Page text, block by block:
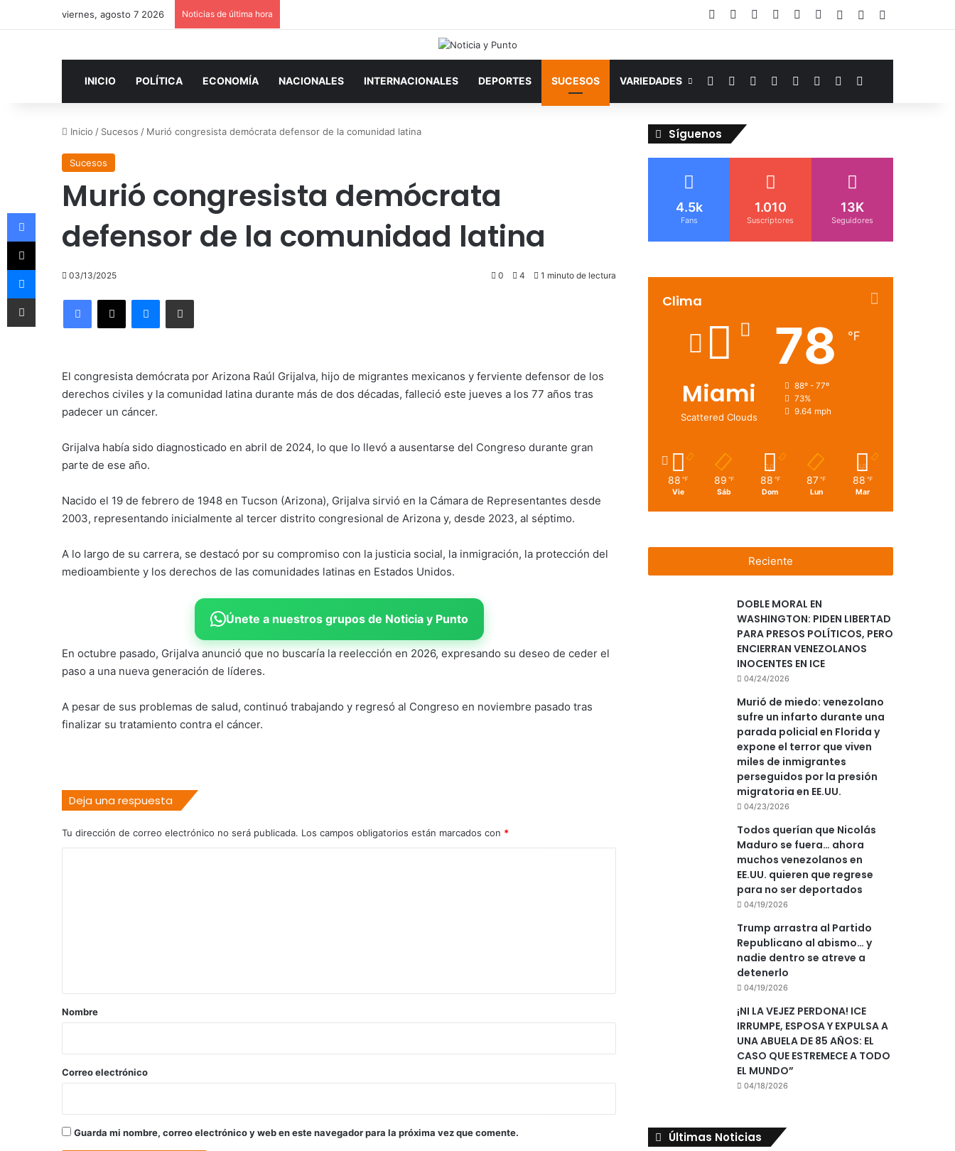
viernes, agosto 7 2026 Noticias de última hora FacebookYouTubeInstagramTelegramWhatsAppGoogle Noticias
AccesoPublicación al
INICIO POLÍTICA ECONOMÍA NACIONALES INTERNACIONALES DEPORTES SUCESOS VARIEDADES FacebookYouTubeInstagramTelegramWhatsAppGoogle Noticias
Switch skin
Inicio / Sucesos / Murió congresista demócrata defensor de la comunidad latina
Sucesos
Murió congresista demócrata
defensor de la comunidad latina
03/13/2025 0 4 1 minuto de lectura
Facebook
X MessengerCompartir por correo electrónico
El congresista demócrata por Arizona Raúl Grijalva, hijo de migrantes mexicanos y ferviente defensor de los
derechos civiles y la comunidad latina durante más de dos décadas, falleció este jueves a los 77 años tras
padecer un cáncer.
Grijalva había sido diagnosticado en abril de 2024, lo que lo llevó a ausentarse del Congreso durante gran
parte de ese año.
Nacido el 19 de febrero de 1948 en Tucson (Arizona), Grijalva sirvió en la Cámara de Representantes desde
2003, representando inicialmente al tercer distrito congresional de Arizona y, desde 2023, al séptimo.
A lo largo de su carrera, se destacó por su compromiso con la justicia social, la inmigración, la protección del
medioambiente y los derechos de las comunidades latinas en Estados Unidos.
Únete a nuestros grupos de Noticia y Punto
En octubre pasado, Grijalva anunció que no buscaría la reelección en 2026, expresando su deseo de ceder el
paso a una nueva generación de líderes.
A pesar de sus problemas de salud, continuó trabajando y regresó al Congreso en noviembre pasado tras
finalizar su tratamiento contra el cáncer.
Deja una respuesta
Tu dirección de correo electrónico no será publicada. Los campos obligatorios están marcados con *
r
*
Nombre
Correo electrónico
Guarda mi nombre, correo electrónico y web en este navegador para la próxima vez que comente.
Síguenos
4.5k
Fans
1.010
Suscriptores
13K
Seguidores
Clima
Miami
Scattered Clouds
78 ℉
88º - 77º
73%
9.64 mph
88 ℉
Vie
89 ℉
Sáb
88 ℉
Dom
87 ℉
Lun
88 ℉
Mar
Reciente
DOBLE MORAL EN
WASHINGTON: PIDEN LIBERTAD
PARA PRESOS POLÍTICOS, PERO
ENCIERRAN VENEZOLANOS
INOCENTES EN ICE
04/24/2026
Murió de miedo: venezolano
sufre un infarto durante una
parada policial en Florida y
expone el terror que viven
miles de inmigrantes
perseguidos por la presión
migratoria en EE.UU.
04/23/2026
Todos querían que Nicolás
Maduro se fuera… ahora
muchos venezolanos en
EE.UU. quieren que regrese
para no ser deportados
04/19/2026
Trump arrastra al Partido
Republicano al abismo… y
nadie dentro se atreve a
detenerlo
04/19/2026
¡NI LA VEJEZ PERDONA! ICE
IRRUMPE, ESPOSA Y EXPULSA A
UNA ABUELA DE 85 AÑOS: EL
CASO QUE ESTREMECE A TODO
EL MUNDO”
04/18/2026
Últimas Noticias
Facebook
X
Messenger
Compartir por correo electrónico